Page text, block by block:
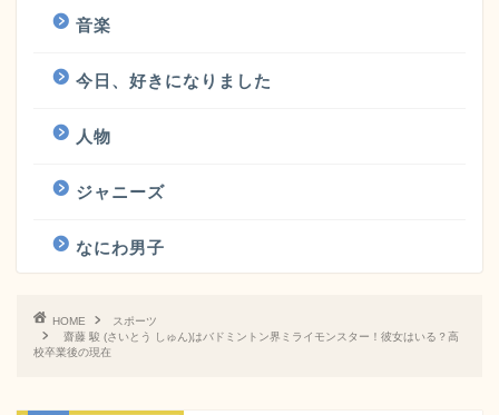
音楽
今日、好きになりました
人物
ジャニーズ
なにわ男子
HOME
スポーツ
齋藤 駿 (さいとう しゅん)はバドミントン界ミライモンスター！彼女はいる？高
校卒業後の現在